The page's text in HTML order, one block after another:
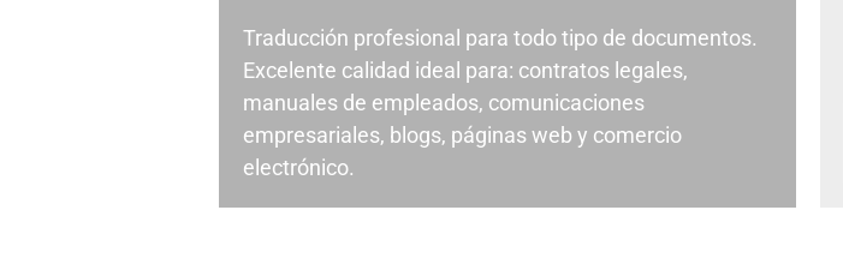
Traducción profesional para todo tipo de documentos.
Excelente calidad ideal para: contratos legales,
manuales de empleados, comunicaciones
empresariales, blogs, páginas web y comercio
electrónico.